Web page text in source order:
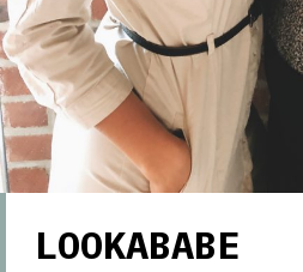
LOOKABABE